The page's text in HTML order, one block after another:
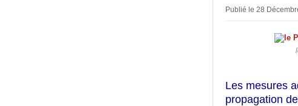
Publié le 28
Les mesures
propagation